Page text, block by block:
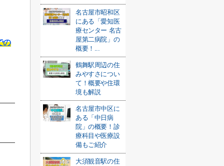
の
名古屋市昭和区
にある「愛知医
療センター 名古
屋第二病院」の
概要！...
鶴舞駅周辺の住
みやすさについ
て！概要や住環
境も解説
名古屋市中区に
ある「中日病
院」の概要！診
療科目や医療設
備もご紹介
大須観音駅の住